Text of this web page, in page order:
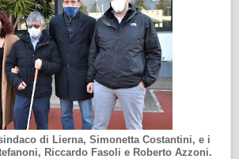
di Lierna, Simonetta Costantini, e i
Riccardo Fasoli e Roberto Azzoni.